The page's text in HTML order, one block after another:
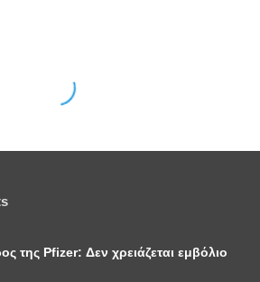
της Pfizer: Δεν χρειάζεται εμβόλιο